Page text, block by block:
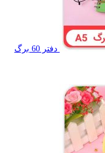
دفتر 60 برگ